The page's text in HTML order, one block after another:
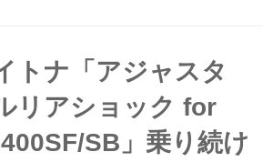
トナ「アジャスタ
リアショック for
SB」乗り続け